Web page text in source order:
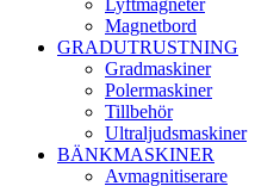
Lyftmagneter
Magnetbord
GRADUTRUSTNING
Gradmaskiner
Polermaskiner
Tillbehör
Ultraljudsmaskiner
BÄNKMASKINER
Avmagnitiserare